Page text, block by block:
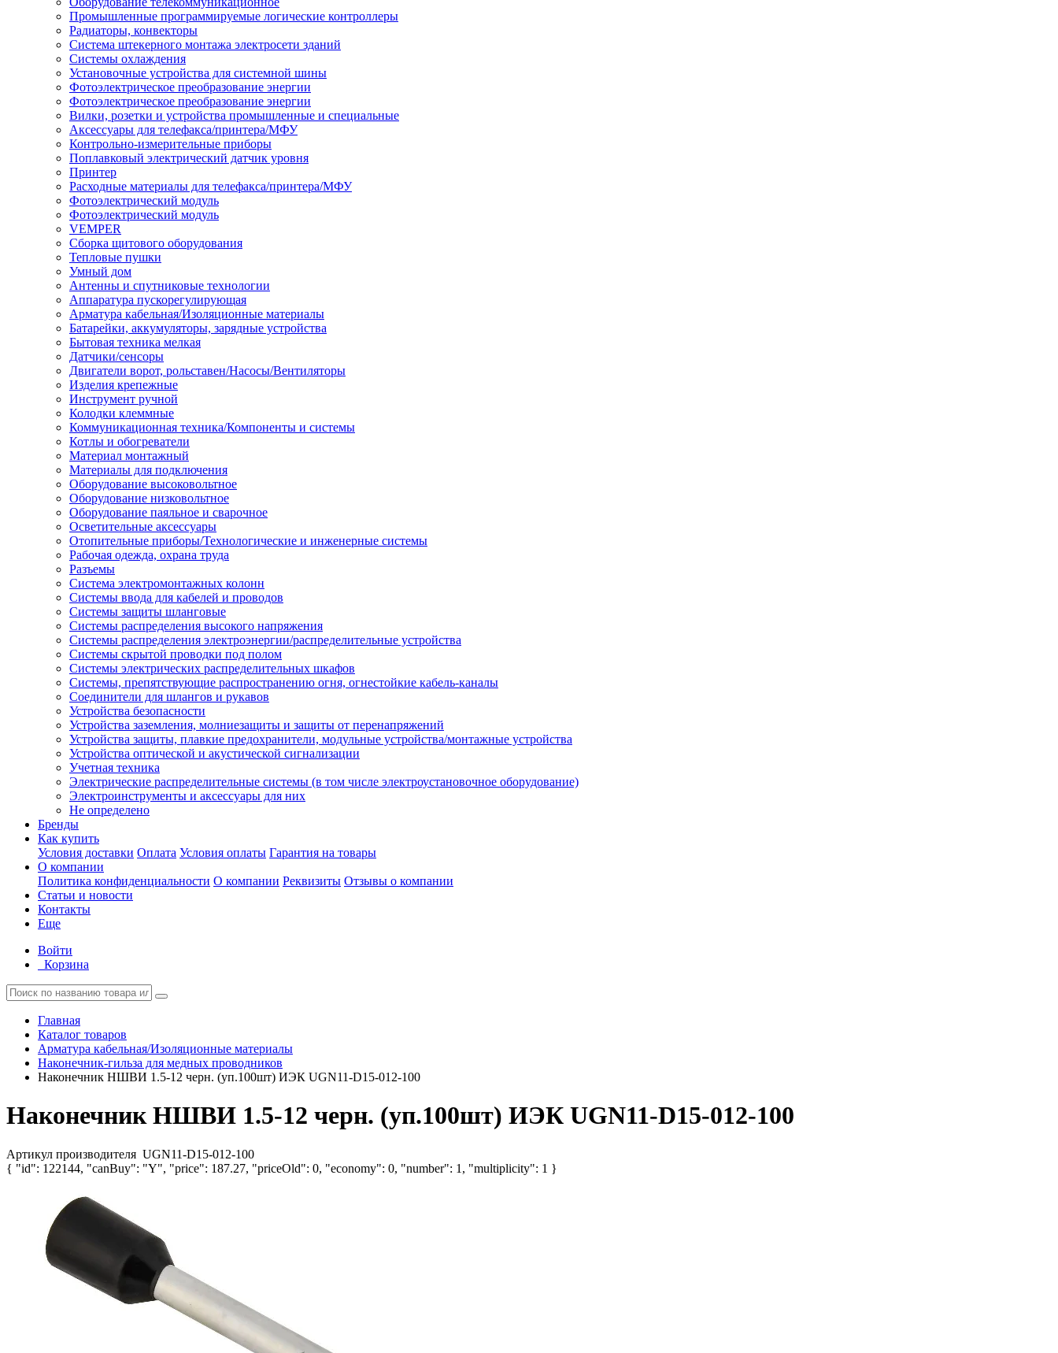
Промышленные программируемые логические контроллеры
Радиаторы, конвекторы
Система штекерного монтажа электросети зданий
Системы охлаждения
Установочные устройства для системной шины
Фотоэлектрическое преобразование энергии
Фотоэлектрическое преобразование энергии
Вилки, розетки и устройства промышленные и специальные
Аксессуары для телефакса/принтера/МФУ
Контрольно-измерительные приборы
Поплавковый электрический датчик уровня
Принтер
Расходные материалы для телефакса/принтера/МФУ
Фотоэлектрический модуль
Фотоэлектрический модуль
VEMPER
Сборка щитового оборудования
Тепловые пушки
Умный дом
Антенны и спутниковые технологии
Аппаратура пускорегулирующая
Арматура кабельная/Изоляционные материалы
Батарейки, аккумуляторы, зарядные устройства
Бытовая техника мелкая
Датчики/сенсоры
Двигатели ворот, рольставен/Насосы/Вентиляторы
Изделия крепежные
Инструмент ручной
Колодки клеммные
Коммуникационная техника/Компоненты и системы
Котлы и обогреватели
Материал монтажный
Материалы для подключения
Оборудование высоковольтное
Оборудование низковольтное
Оборудование паяльное и сварочное
Осветительные аксессуары
Отопительные приборы/Технологические и инженерные системы
Рабочая одежда, охрана труда
Разъемы
Система электромонтажных колонн
Системы ввода для кабелей и проводов
Системы защиты шланговые
Системы распределения высокого напряжения
Системы распределения электроэнергии/распределительные устройства
Системы скрытой проводки под полом
Системы электрических распределительных шкафов
Системы, препятствующие распространению огня, огнестойкие кабель-каналы
Соединители для шлангов и рукавов
Устройства безопасности
Устройства заземления, молниезащиты и защиты от перенапряжений
Устройства защиты, плавкие предохранители, модульные устройства/монтажные устройства
Устройства оптической и акустической сигнализации
Учетная техника
Электрические распределительные системы (в том числе электроустановочное оборудование)
Электроинструменты и аксессуары для них
Не определено
Бренды
Как купить
Условия доставки Оплата Условия оплаты Гарантия на товары
О компании
Политика конфиденциальности О компании Реквизиты Отзывы о компании
Статьи и новости
Контакты
Еще
Войти
Корзина
Главная
Каталог товаров
Арматура кабельная/Изоляционные материалы
Наконечник-гильза для медных проводников
Наконечник НШВИ 1.5-12 черн. (уп.100шт) ИЭК UGN11-D15-012-100
Наконечник НШВИ 1.5-12 черн. (уп.100шт) ИЭК UGN11-D15-012-100
Артикул производителя UGN11-D15-012-100
{ "id": 122144, "canBuy": "Y", "price": 187.27, "priceOld": 0, "economy": 0, "number": 1, "multiplicity": 1 }